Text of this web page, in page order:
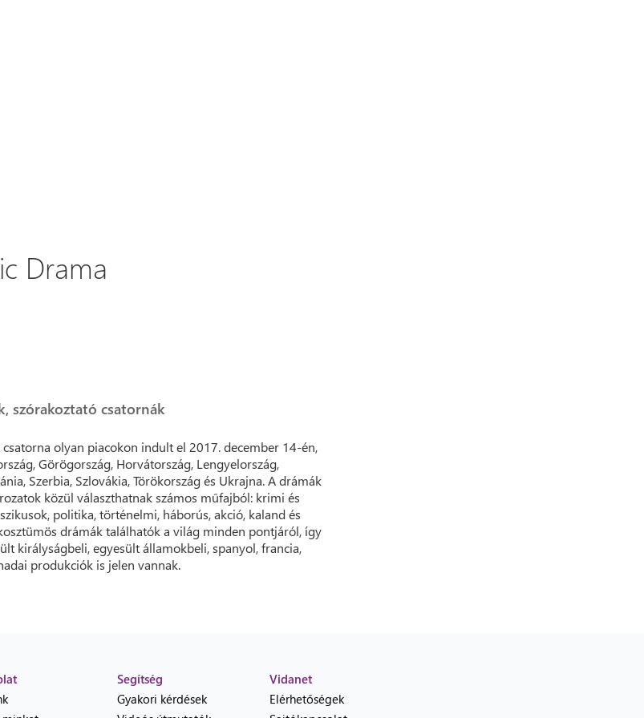
Drama
szórakoztató csatornák
csatorna olyan piacokon indult el 2017. december 14-én,
Görögország, Horvátország, Lengyelország,
Szerbia, Szlovákia, Törökország és Ukrajna. A drámák
közül választhatnak számos műfajból: krimi és
politika, történelmi, háborús, akció, kaland és
drámák találhatók a világ minden pontjáról, így
királyságbeli, egyesült államokbeli, spanyol, francia,
produkciók is jelen vannak.
Segítség
Gyakori kérdések
Vidanet
Elérhetőségek